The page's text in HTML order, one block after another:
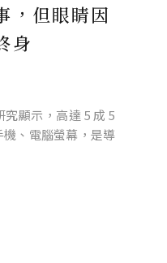
，但眼睛因
身
顯示，高達 5 成 5
、電腦螢幕，是導